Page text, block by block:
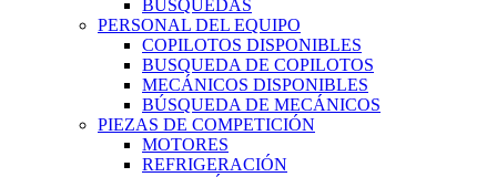
BÚSQUEDAS
PERSONAL DEL EQUIPO
COPILOTOS DISPONIBLES
BUSQUEDA DE COPILOTOS
MECÁNICOS DISPONIBLES
BÚSQUEDA DE MECÁNICOS
PIEZAS DE COMPETICIÓN
MOTORES
REFRIGERACIÓN